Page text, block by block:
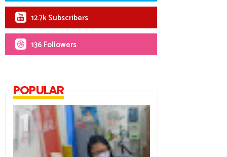
12.7k Subscribers
136 Followers
POPULAR